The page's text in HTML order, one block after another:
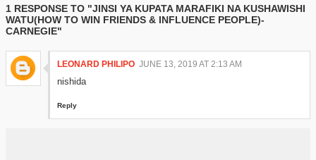
1 RESPONSE TO "JINSI YA KUPATA MARAFIKI NA KUSHAWISHI
WATU(HOW TO WIN FRIENDS & INFLUENCE PEOPLE)-
CARNEGIE"
LEONARD PHILIPO JUNE 13, 2019 AT 2:13 AM
nishida
Reply